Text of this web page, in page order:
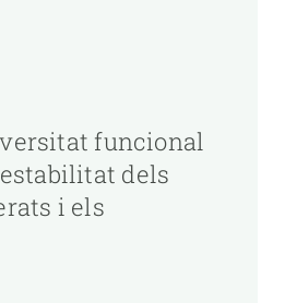
funcional
dels
i els